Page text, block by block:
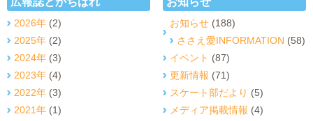
2026年 (2)
2025年 (2)
2024年 (3)
2023年 (4)
2022年 (3)
2021年 (1)
お知らせ(188)
ささえ愛INFORMATION (58)
イベント (87)
更新情報 (71)
スケート部だより (5)
メディア掲載情報 (4)